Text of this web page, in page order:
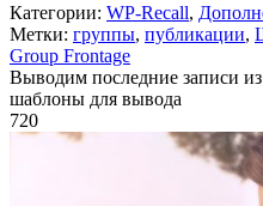
Категории: WP-Recall,
Метки: группы, публикации,
Group Frontage
Выводим последние записи
шаблоны для вывода
720